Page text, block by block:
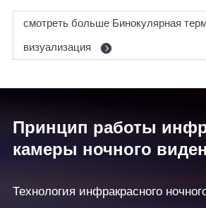
смотреть больше Бинокулярная
визуализация
Принцип работы
камеры ночного
Технология инфракрасного